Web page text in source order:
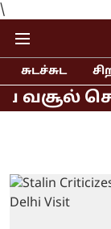
\
சுடச்சுட